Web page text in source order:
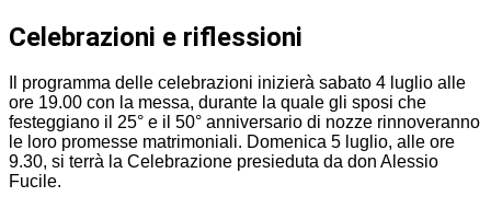
Celebrazioni e riflessioni
Il programma delle celebrazioni inizierà sabato 4 luglio alle
ore 19.00 con la messa, durante la quale gli sposi che
festeggiano il 25° e il 50° anniversario di nozze rinnoveranno
le loro promesse matrimoniali. Domenica 5 luglio, alle ore
9.30, si terrà la Celebrazione presieduta da don Alessio
Fucile.